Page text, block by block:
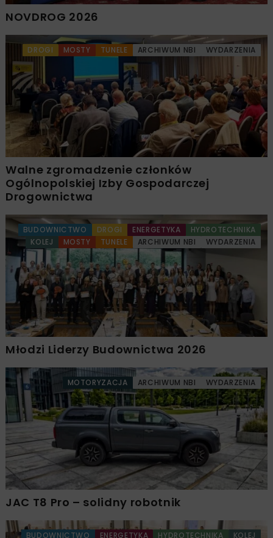
NOVDROG 2026
DROGI MOSTY TUNELE ARCHIWUM NBI WYDARZENIA
Walne zgromadzenie członków
Ogólnopolskiej Izby Gospodarczej
Drogownictwa
BUDOWNICTWO DROGI ENERGETYKA
HYDROTECHNIKA
KOLEJ
MOSTY TUNELE ARCHIWUM NBI WYDARZENIA
Młodzi Liderzy Budownictwa 2026
MOTORYZACJA ARCHIWUM NBI WYDARZENIA
JAC T8 Pro – solidny robotnik
BUDOWNICTWO ENERGETYKA HYDROTECHNIKA KOLEJ